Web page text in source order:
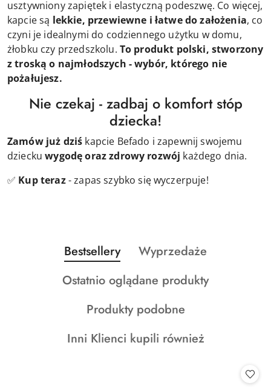
usztywniony zapiętek i elastyczną podeszwę. Co więcej,
kapcie są lekkie, przewiewne i łatwe do założenia, co
czyni je idealnymi do codziennego użytku w domu,
żłobku czy przedszkolu. To produkt polski, stworzony
z troską o najmłodszych - wybór, którego nie
pożałujesz.
Nie czekaj - zadbaj o komfort stóp
dziecka!
Zamów już dziś kapcie Befado i zapewnij swojemu
dzieckuwygodę oraz zdrowy rozwój każdego dnia.
✅ Kup teraz- zapas szybko się wyczerpuje!
Pomiń karuzelę produktów
Produkty
o
statusie:
Bestsellery
Produkty
statusie:
Wyprzedaże
Produkty
statusie:
Ostatnio oglądane produkty
Produkty
statusie:
Produkty podobne
Produkty
Inni Klienci kupili również